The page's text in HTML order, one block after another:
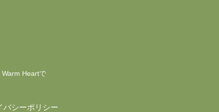
Heartで
バシーポリシー